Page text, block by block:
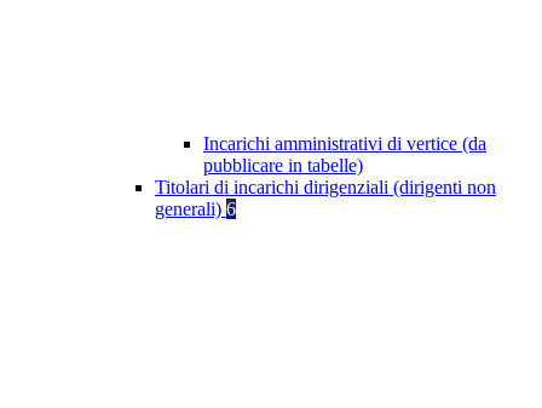
Incarichi amministrativi di vertice (da
pubblicare in tabelle)
Titolari di incarichi dirigenziali (dirigenti non
generali) 6